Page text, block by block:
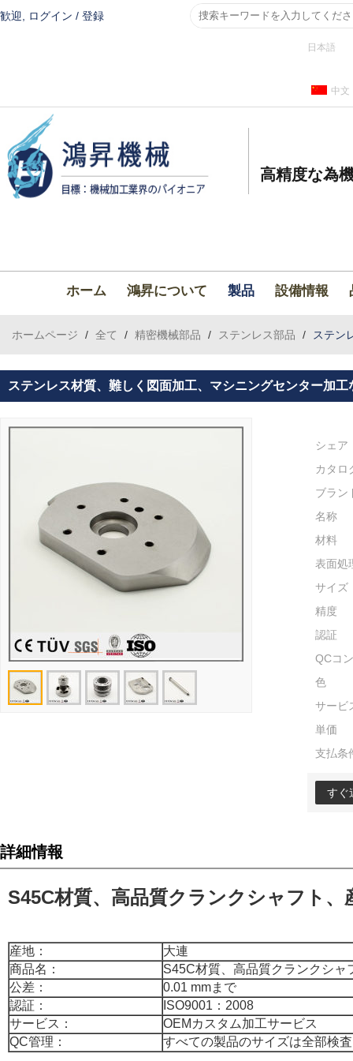
歓迎, ログイン / 登録
日本語
中文
高精度な為
ホーム 鴻昇について 製品 設備情報
ホームページ / 全て / 精密機械部品 / ステンレス部品 / ステン
ステンレス材質、難しく図面加工、マシニングセンター加
シェア
カタロ
ブラン
名称
材料
表面処
サイズ
精度
認証
QCコ
色
サービ
単価
支払条
すぐ
詳細情報
S45C材質、高品質クランクシャフト、
産地：
大連
商品名：
S45C材質、高品質クランクシャ
公差：
0.01 mmまで
認証：
ISO9001：2008
サービス：
OEMカスタム加工サービス
QC管理：
すべての製品のサイズは全部検